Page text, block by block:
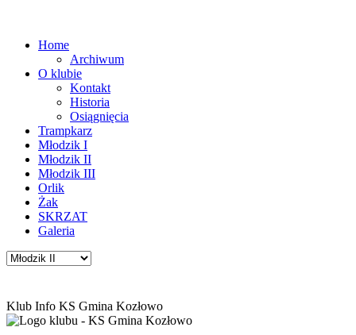
Home
Archiwum
O klubie
Kontakt
Historia
Osiągnięcia
Trampkarz
Młodzik I
Młodzik II
Młodzik III
Orlik
Żak
SKRZAT
Galeria
Klub Info KS Gmina Kozłowo